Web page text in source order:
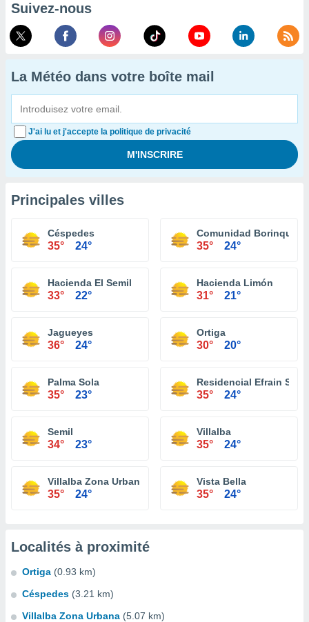
Suivez-nous
La Météo dans votre boîte mail
J'ai lu et j'accepte la politique de privacité
Principales villes
Céspedes
35° 24°
Comunidad Borinquen
35° 24°
Hacienda El Semil
33° 22°
Hacienda Limón
31° 21°
Jagueyes
36° 24°
Ortiga
30° 20°
Palma Sola
35° 23°
Residencial Efrain
35° 24°
Semil
34° 23°
Villalba
35° 24°
Villalba Zona Urbana
35° 24°
Vista Bella
35° 24°
Localités à proximité
Ortiga (0.93 km)
Céspedes (3.21 km)
Villalba Zona Urbana (5.07 km)